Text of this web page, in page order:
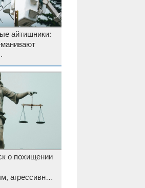
айтишники:
чтобы
о похищении
агрессивным